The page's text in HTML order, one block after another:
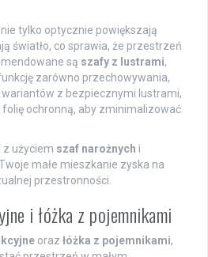
tylko optycznie powiększają
światło, co sprawia, że przestrzeń
są szafy z lustrami,
zarówno przechowywania,
wariantów z bezpiecznymi lustrami,
ochronną, aby zminimalizować
z użyciem szaf narożnych i
małe mieszkanie zyska na
przestronności.
i łóżka z pojemnikami
oraz łóżka z pojemnikami,